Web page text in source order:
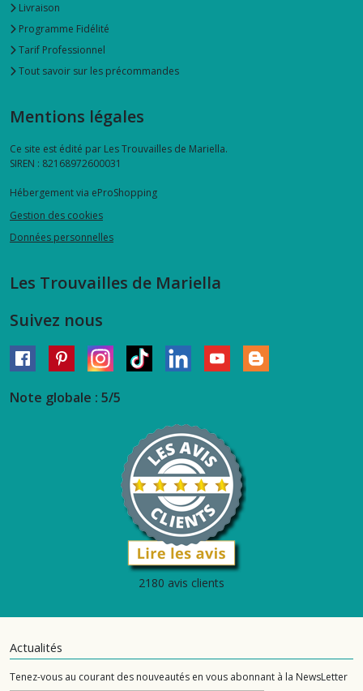
Livraison
Programme Fidélité
Tarif Professionnel
Tout savoir sur les précommandes
Mentions légales
Ce site est édité par Les Trouvailles de Mariella.
SIREN : 82168972600031
Hébergement via eProShopping
Gestion des cookies
Données personnelles
Les Trouvailles de Mariella
Suivez nous
Note globale : 5/5
2180 avis clients
Actualités
Tenez-vous au courant des nouveautés en vous abonnant à la NewsLetter